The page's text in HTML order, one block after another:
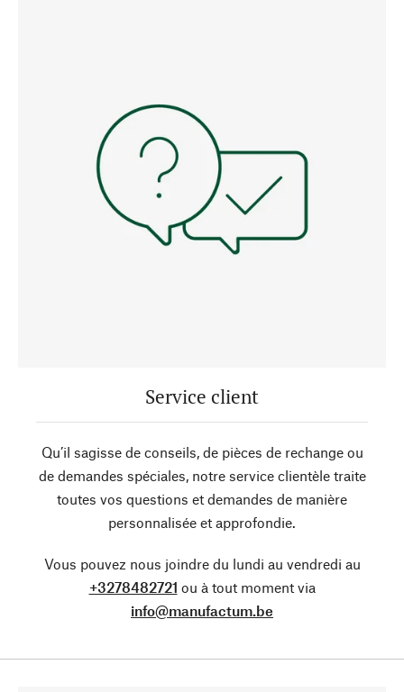
Service client
Qu’il sagisse de conseils, de pièces de rechange ou
de demandes spéciales, notre service clientèle traite
toutes vos questions et demandes de manière
personnalisée et approfondie.
Vous pouvez nous joindre du lundi au vendredi au
+3278482721 ou à tout moment via
info@manufactum.be